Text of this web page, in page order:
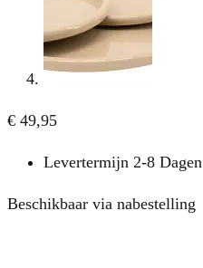
€ 49,95
Levertermijn 2-8 Dagen
Beschikbaar via nabestelling